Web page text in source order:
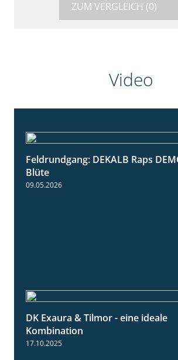
ZUM VERGLEICH (0)
Video
Feldrundgang: DEKALB Raps
Blüte
09.05.2026
DK Exaura & Tilmor - eine ideale
Kombination
17.10.2025